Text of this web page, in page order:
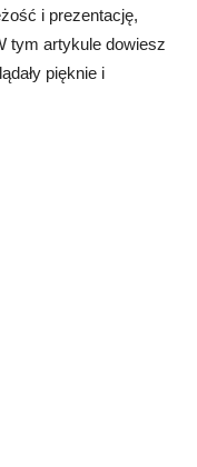
i prezentację,
tym artykule dowiesz
pięknie i